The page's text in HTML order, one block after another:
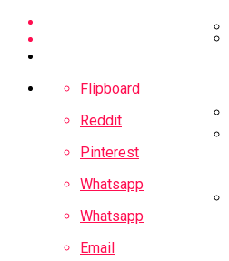
Flipboard
Reddit
Pinterest
Whatsapp
Whatsapp
Email